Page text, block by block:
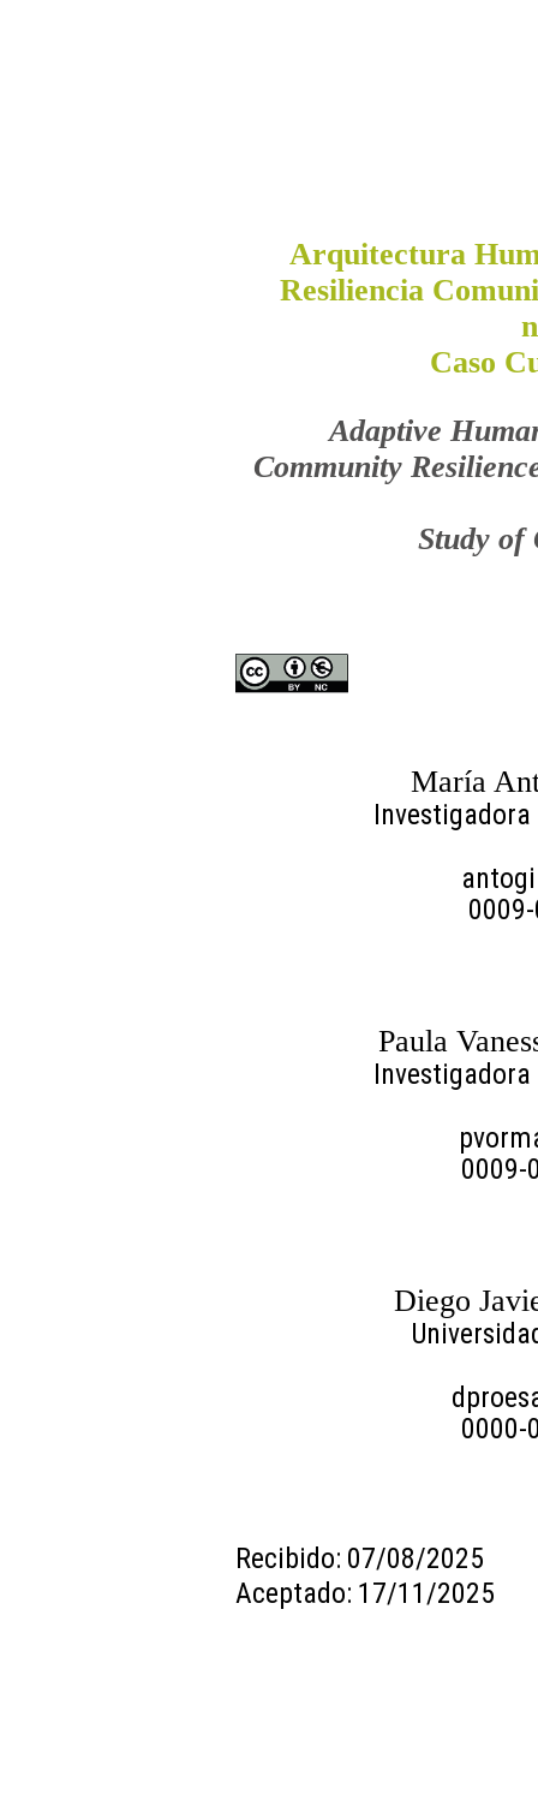
Arquitectura
Resiliencia
Caso
Adaptive
Community
Study of
María
Investigadora
Paula
Investigadora
0009-
Diego
0000-
Recibido: 07/08/2025
Aceptado: 17/11/2025